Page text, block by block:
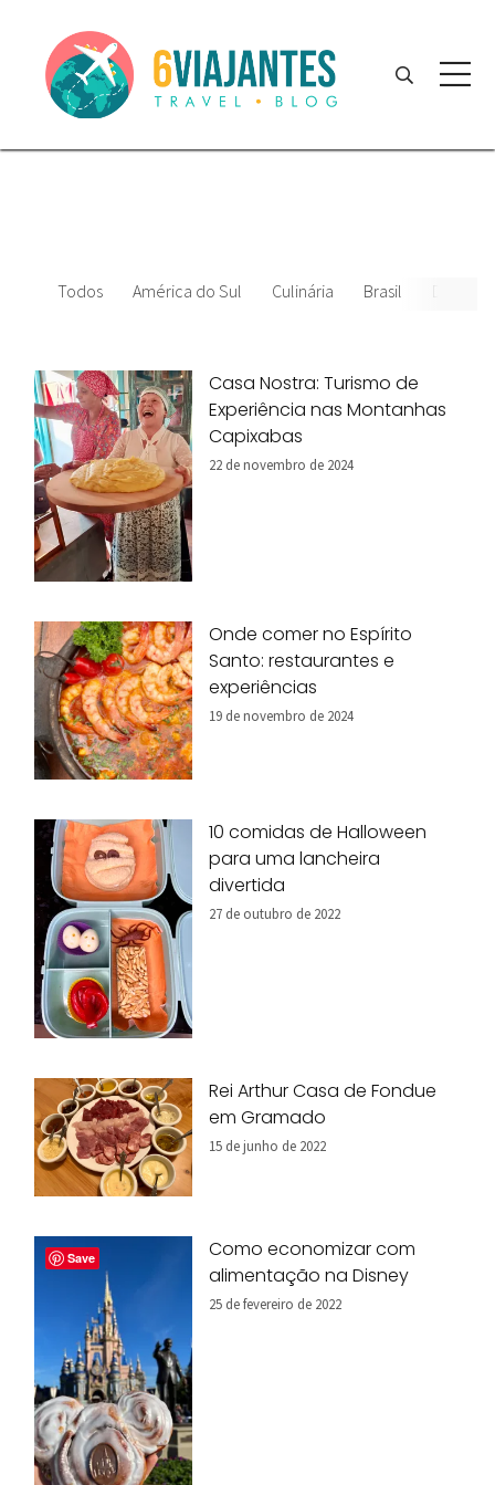
Todos América do Sul Culinária Brasil
Casa Nostra: Turismo de
Experiência nas Montanhas
Capixabas
22 de novembro de 2024
Onde comer no Espírito
Santo: restaurantes e
experiências
19 de novembro de 2024
10 comidas de Halloween
para uma lancheira
divertida
27 de outubro de 2022
Rei Arthur Casa de Fondue
em Gramado
15 de junho de 2022
Como economizar com
alimentação na Disney
25 de fevereiro de 2022
Save